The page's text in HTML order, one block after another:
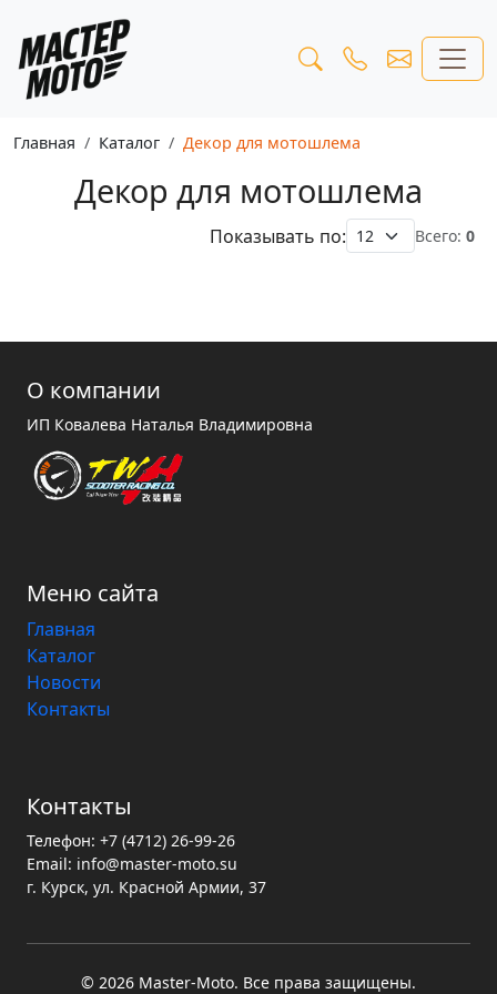
Главная Каталог Декор для мотошлема
Декор для мотошлема
Показывать по: Всего: 0
О компании
ИП Ковалева Наталья Владимировна
Меню сайта
Главная
Каталог
Новости
Контакты
Контакты
Телефон: +7 (4712) 26-99-26
Email: info@master-moto.su
г. Курск, ул. Красной Армии, 37
© 2026 Master‑Moto. Все права защищены.